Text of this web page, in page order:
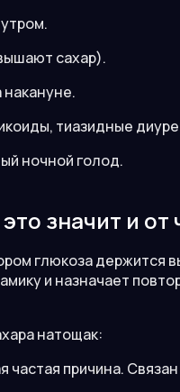
сахар).
накануне.
тиазидные
ночной голод.
значит и от
глюкоза
и назначает
натощак:
причина.